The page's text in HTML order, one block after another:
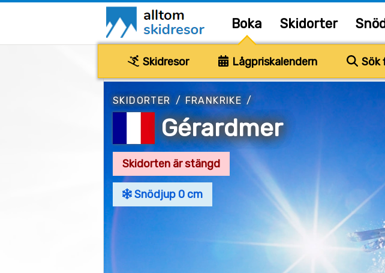
Boka Skidorter
Skidresor Lågpriskalendern Sök
SKIDORTER / FRANKRIKE/
Gérardmer
Skidorten är stängd
Snödjup 0 cm